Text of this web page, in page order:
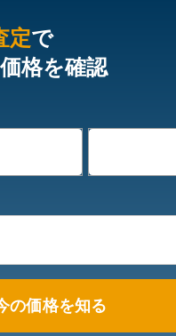
定で
格を確認
の価格を知る